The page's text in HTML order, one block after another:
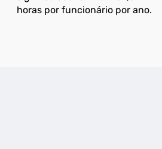
horas por funcionário por ano.